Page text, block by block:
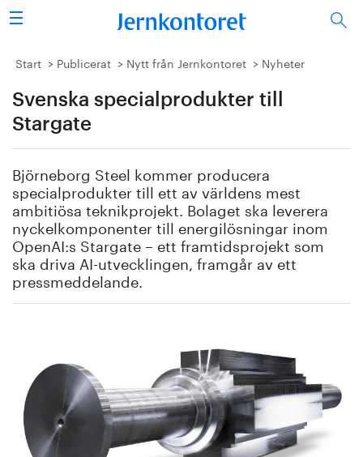
Sök
Stålindustrin
Vision 2050
Energi/miljö
Vi tycker
Publicerat
Bildbank
Start Publicerat Nytt från Jernkontoret Nyheter
Svenska specialprodukter till
Stargate
Björneborg Steel kommer producera
specialprodukter till ett av världens mest
ambitiösa teknikprojekt. Bolaget ska leverera
nyckelkomponenter till energilösningar inom
OpenAI:s Stargate – ett framtidsprojekt som
ska driva AI-utvecklingen, framgår av ett
pressmeddelande.